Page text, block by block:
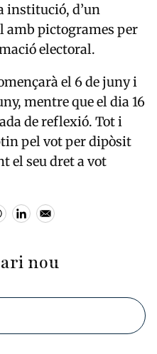
institució, d’un
amb pictogrames per
electoral.
el 6 de juny i
mentre que el dia 16
de reflexió. Tot i
pel vot per dipòsit
el seu dret a vot
nou